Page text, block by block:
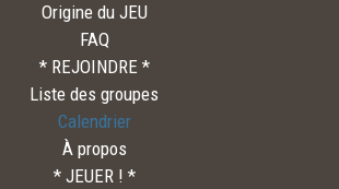
Origine du JEU
FAQ
* REJOINDRE *
Liste des groupes
Calendrier
À propos
* JEUER ! *